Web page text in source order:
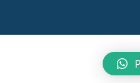
Traduit par Wp Trads.